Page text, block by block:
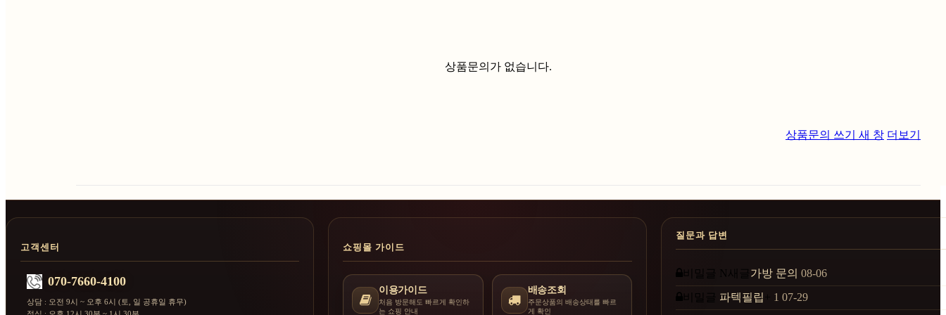
상품문의가 없습니다.
상품문의 쓰기 새 창 더보기
고객센터
070-7660-4100
상담 : 오전 9시 ~ 오후 6시 (토, 일 공휴일 휴무)
쇼핑몰 가이드
이용가이드
처음 방문해도 빠르게 확인하
는 쇼핑 안내
배송조회
주문상품의 배송상태를 빠르
게 확인
질문과 답변
비밀글 N 새글 가방 문의 08-06
비밀글
파텍필립 1 07-29